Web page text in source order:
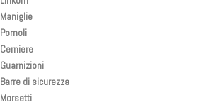
Maniglie
Pomoli
Cerniere
Guarnizioni
Barre di sicurezza
Morsetti